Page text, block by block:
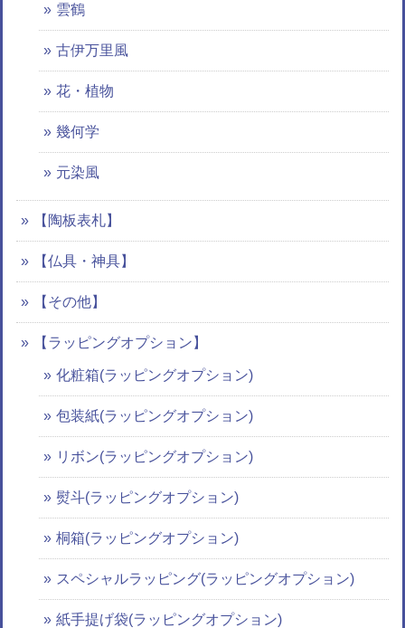
雲鶴
古伊万里風
花・植物
幾何学
元染風
【陶板表札】
【仏具・神具】
【その他】
【ラッピングオプション】
化粧箱(ラッピングオプション)
包装紙(ラッピングオプション)
リボン(ラッピングオプション)
熨斗(ラッピングオプション)
桐箱(ラッピングオプション)
スペシャルラッピング(ラッピングオプション)
紙手提げ袋(ラッピングオプション)